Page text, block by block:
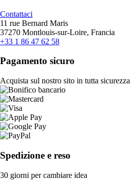
Contattaci
11 rue Bernard Maris
37270 Montlouis-sur-Loire, Francia
+33 1 86 47 62 58
Pagamento sicuro
Acquista sul nostro sito in tutta sicurezza
Spedizione e reso
30 giorni per cambiare idea